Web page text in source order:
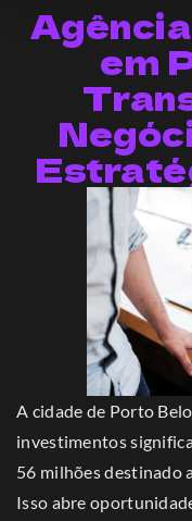
em
A cidade de Porto
investimentos
56 milhões destinado
Isso abre